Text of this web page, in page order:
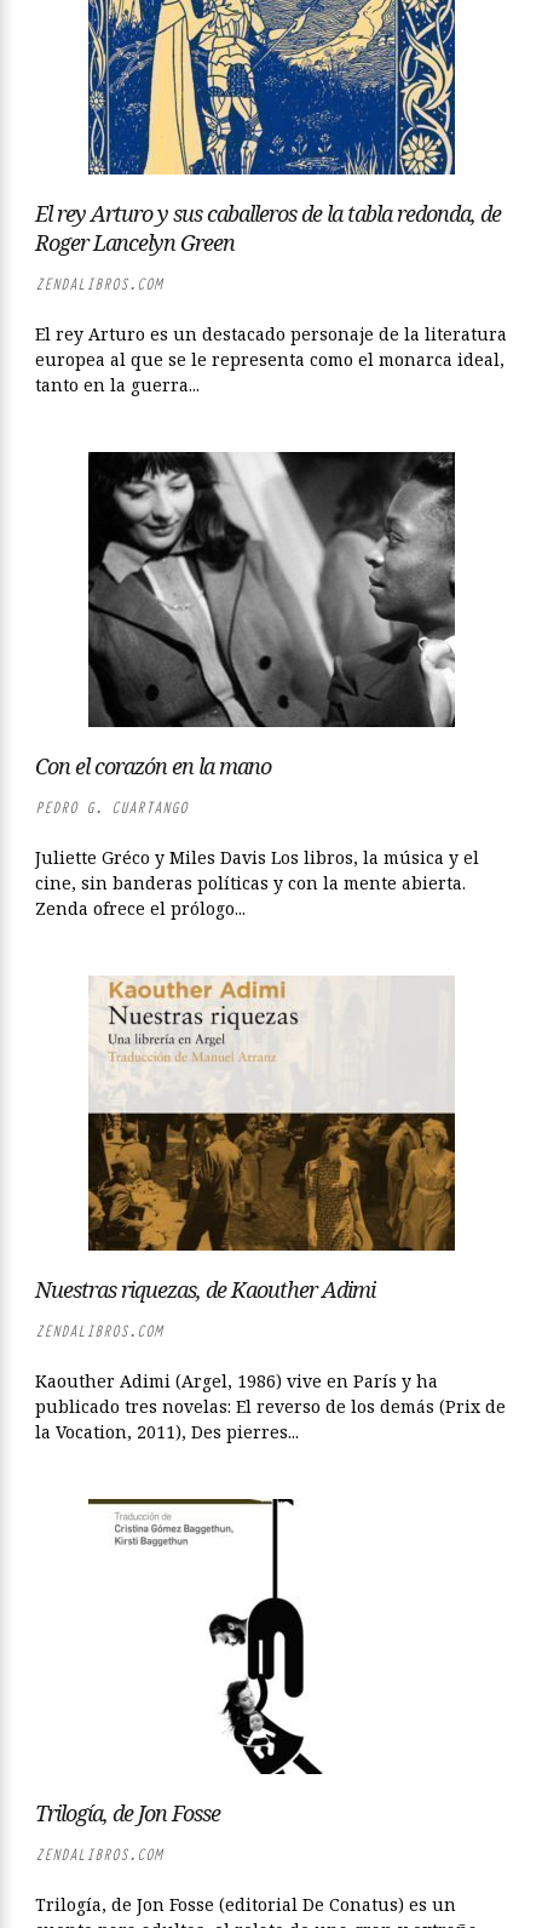
El rey Arturo y sus caballeros de la tabla redonda, de
Roger Lancelyn Green
ZENDALIBROS.COM
El rey Arturo es un destacado personaje de la literatura
europea al que se le representa como el monarca ideal,
tanto en la guerra...
Con el corazón en la mano
PEDRO G. CUARTANGO
Juliette Gréco y Miles Davis Los libros, la música y el
cine, sin banderas políticas y con la mente abierta.
Zenda ofrece el prólogo...
Nuestras riquezas, de Kaouther Adimi
ZENDALIBROS.COM
Kaouther Adimi (Argel, 1986) vive en París y ha
publicado tres novelas: El reverso de los demás (Prix de
la Vocation, 2011), Des pierres...
Trilogía, de Jon Fosse
ZENDALIBROS.COM
Trilogía, de Jon Fosse (editorial De Conatus) es un